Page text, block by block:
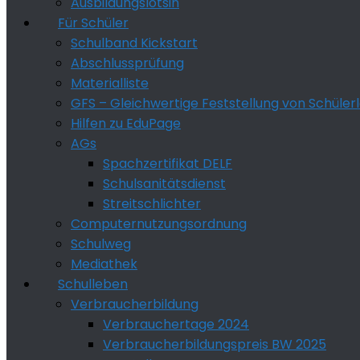
Für Schüler
Schulband Kickstart
Abschlussprüfung
Materialliste
GFS – Gleichwertige Feststellung von
Hilfen zu EduPage
AGs
Spachzertifikat DELF
Schulsanitätsdienst
Streitschlichter
Computernutzungsordnung
Schulweg
Mediathek
Schulleben
Verbraucherbildung
Verbrauchertage 2024
Verbraucherbildungspreis BW 2025